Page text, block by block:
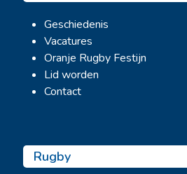
Geschiedenis
Vacatures
Oranje Rugby Festijn
Lid worden
Contact
Rugby